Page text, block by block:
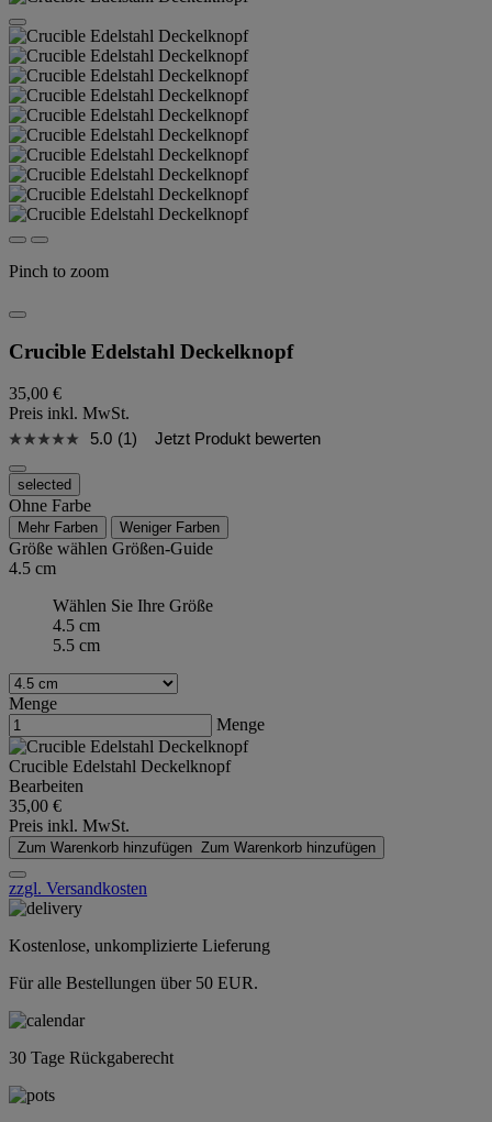
Pinch to zoom
Crucible Edelstahl Deckelknopf
35,00 €
Preis inkl. MwSt.
5.0 (1) Jetzt Produkt bewerten
selected
Ohne Farbe
Mehr Farben Weniger Farben
Größe wählen Größen-Guide
4.5 cm
Wählen Sie Ihre Größe
4.5 cm
5.5 cm
Menge
Menge
Crucible Edelstahl Deckelknopf
Bearbeiten
35,00 €
Preis inkl. MwSt.
Zum Warenkorb hinzufügen Zum Warenkorb hinzufügen
zzgl. Versandkosten
Kostenlose, unkomplizierte Lieferung
Für alle Bestellungen über 50 EUR.
30 Tage Rückgaberecht